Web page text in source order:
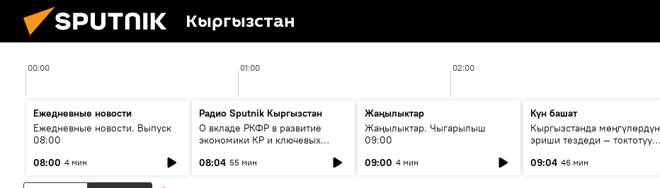
Кыргызстан
00:00 01:00 02:00
Ежедневные новости
Ежедневные новости. Выпуск
08:00
08:00 4 мин
Радио Sputnik Кыргызстан
О вкладе РКФР в развитие
экономики КР и ключевых
08:04 55 мин
Жаңылыктар
Жаңылыктар. Чыгарылыш
09:00
09:00 4 мин
Күн башат
Кыргызстанда мөңгүлөрдүн
эриши тездеди — токтотуу
09:04 46 мин